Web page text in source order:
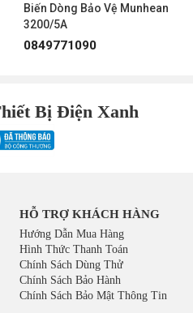
Biến Dòng Bảo Vệ Munhean
3200/5A
0849771090
Bị Điện Xanh
HỖ TRỢ KHÁCH HÀNG
Hướng Dẫn Mua Hàng
Hình Thức Thanh Toán
Chính Sách Dùng Thử
Chính Sách Bảo Hành
Chính Sách Bảo Mật Thông Tin